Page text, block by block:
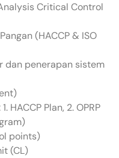
Critical Control
(HACCP & ISO
dan penerapan sistem
HACCP Plan, 2. OPRP
points)
(CL)